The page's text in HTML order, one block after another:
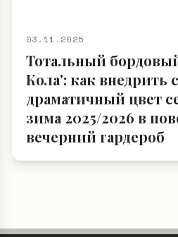
03.11.2025
Тотальный
Кола': как внедрить
драматичный цвет
зима 2025/2026 в
вечерний гардероб